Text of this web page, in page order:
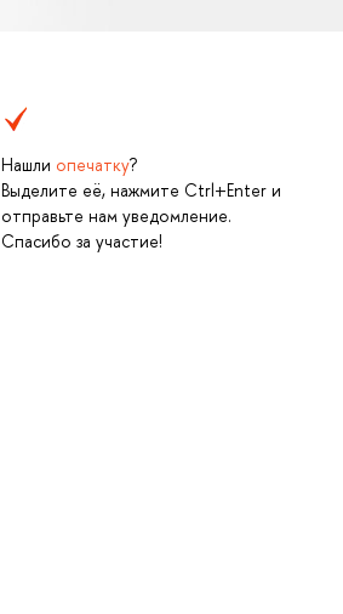
Нашли опечатку?
Выделите её, нажмите Ctrl+Enter и
отправьте нам уведомление.
Спасибо за участие!